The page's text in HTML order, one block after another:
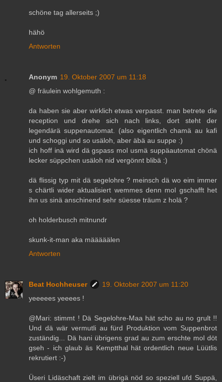
schöne tag allerseits ;)
hähö
Antworten
Anonym 19. Oktober 2007 um 11:18
@ fräulein wohlgemuth :
da haben sie aber wirklich etwas verpasst. man betrete die
reception und drehe sich nach links, dort steht der
legendärä suppenautomat. (also eigentlich chamä au kafi
und schoggi und so usäloh, aber äbä au suppe :)
ich hoff inä wird dä gspass mol usmä suppäautomat chönä
lecker süppchen usäloh nid vergönnt blibä :)
dä flissig typ mit dä segelohre ? meinsch dä wo eim immer
s chärtli wider aktualisiert wemmes denn mol gschafft het
ihn us sinä anschinend sehr süesse träum z holä ?
oh holderbusch mitnundr
skunk-it-man aka määääälen
Antworten
Beat Hochheuser
19. Oktober 2007 um 11:20
yeeeees yeeees !
@Mari: stimmt ! Dä Segelohre-Maa hät scho au no grult !!
Und dä wär vermutli au fürd Produktion vom Suppenbrot
zuständig... Dä hani übrigens grad au zum erschte mol döt
gseh - ich glaub äs Kemptthal hät ordentlich neue Lüütlis
rekrutiert :-)
Üseri Lidäschaft zielt im übrigä nöd so speziell ufd Suppä,